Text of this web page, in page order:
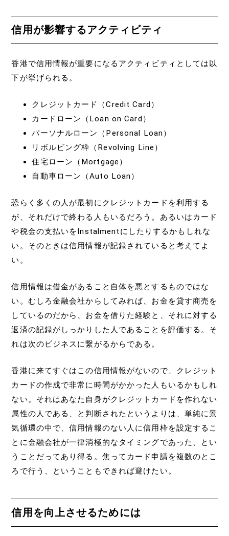
信用が影響するアクティビティ
香港で信用情報が重要になるアクティビティとしては以
下が挙げられる。
クレジットカード（Credit Card）
カードローン（Loan on Card）
パーソナルローン（Personal Loan）
リボルビング枠（Revolving Line）
住宅ローン（Mortgage）
自動車ローン（Auto Loan）
恐らく多くの人が最初にクレジットカードを利用する
が、それだけで終わる人もいるだろう。あるいはカード
や税金の支払いをInstalmentにしたりするかもしれな
い。そのときは信用情報が記録されていると考えてよ
い。
信用情報は借金があること自体を悪とするものではな
い。むしろ金融会社からしてみれば、お金を貸す商売を
しているのだから、お金を借りた経験と、それに対する
返済の記録がしっかりした人であることを評価する。そ
れは次のビジネスに繋がるからである。
香港に来てすぐはこの信用情報がないので、クレジット
カードの作成で非常に時間がかかった人もいるかもしれ
ない。それはあなた自身がクレジットカードを作れない
属性の人である、と判断されたというよりは、単純に景
気循環の中で、信用情報のない人に信用枠を設定するこ
とに金融会社が一律消極的なタイミングであった、とい
うことだってあり得る。焦ってカード申請を複数のとこ
ろで行う、ということもできれば避けたい。
信用を向上させるためには